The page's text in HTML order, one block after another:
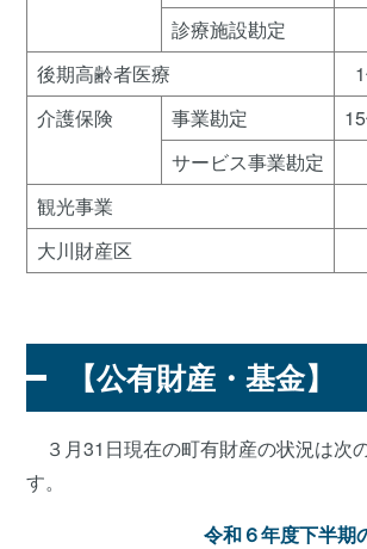
診療施設勘定
後期高齢者医療
介護保険
事業勘定
サービス事業勘定
観光事業
大川財産区
【公有財産・基金】
３月31日現在の町有財産の状況は次
す。
令和６年度下半期